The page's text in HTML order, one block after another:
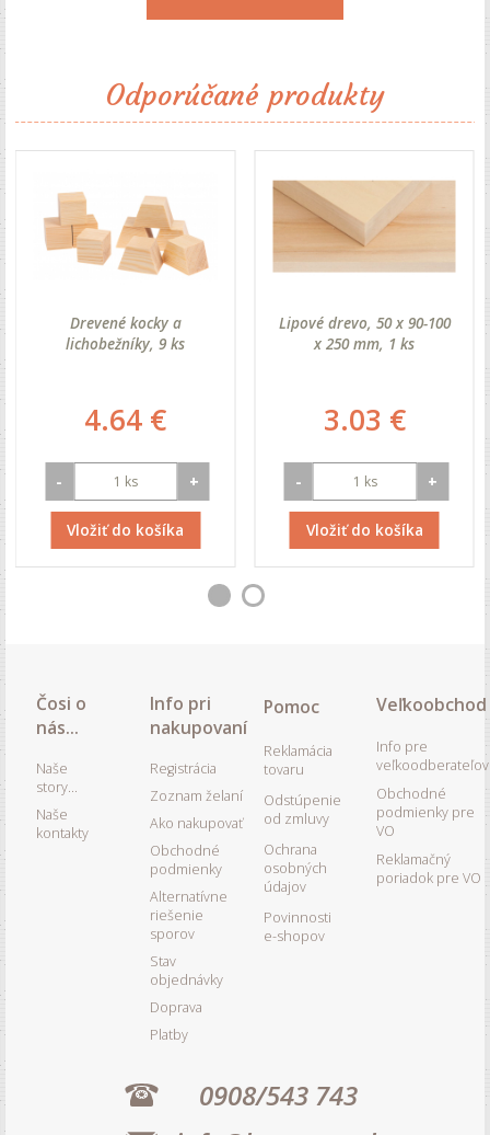
Odporúčané produkty
Drevené kocky a
lichobežníky, 9 ks
4.64 €
- +
Vložiť do košíka
Lipové drevo, 50 x 90-100
x 250 mm, 1 ks
3.03 €
- +
Vložiť do košíka
Čosi o
nás...
Naše
story...
Naše
kontakty
Info pri
nakupovaní
Registrácia
Zoznam želaní
Ako nakupovať
Obchodné
podmienky
Alternatívne
riešenie
sporov
Stav
objednávky
Doprava
Platby
Pomoc
Reklamácia
tovaru
Odstúpenie
od zmluvy
Ochrana
osobných
údajov
Povinnosti
e-shopov
Veľkoobchod
Info pre
veľkoodberateľov
Obchodné
podmienky pre
VO
Reklamačný
poriadok pre VO
0908/543 743